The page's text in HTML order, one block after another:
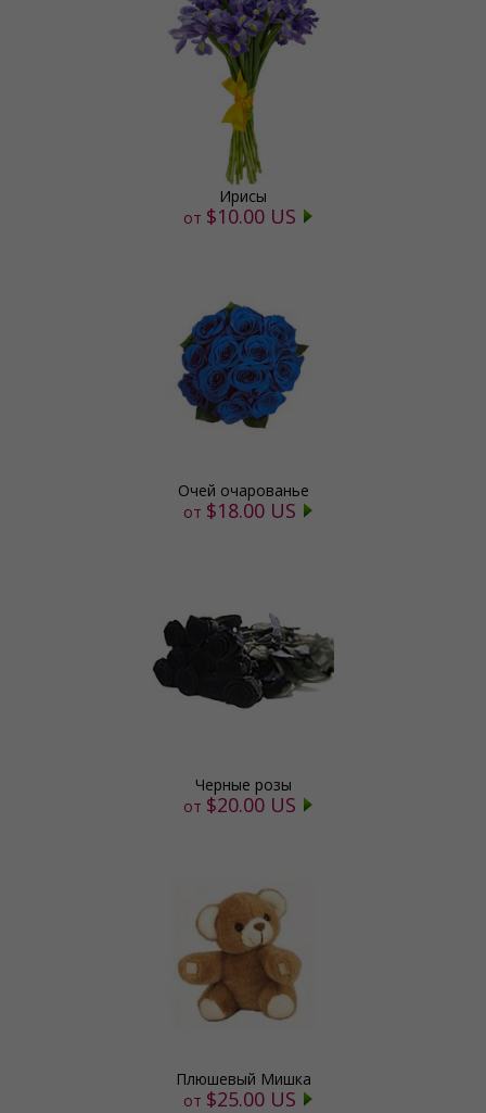
Ирисы
от $10.00 US
Очей очарованье
от $18.00 US
Черные розы
от $20.00 US
Плюшевый Мишка
от $25.00 US